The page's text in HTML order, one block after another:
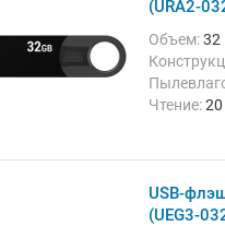
(URA2-
Объем:32
Чтение:
USB-
(UEG3-